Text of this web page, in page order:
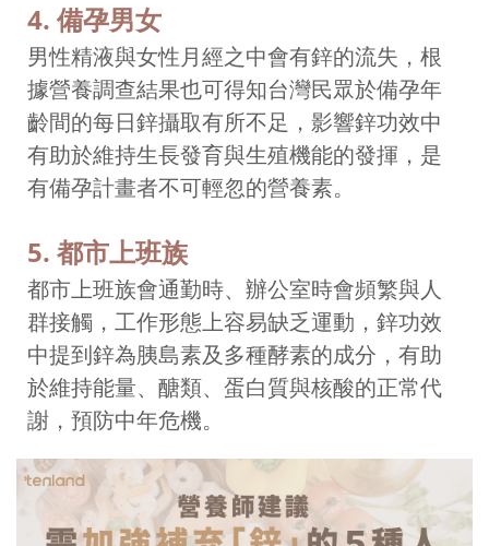
4. 備孕男女
男性精液與女性月經之中會有鋅的流失，根
據營養調查結果也可得知台灣民眾於備孕年
齡間的每日鋅攝取有所不足，影響鋅功效中
有助於維持生長發育與生殖機能的發揮，是
有備孕計畫者不可輕忽的營養素。
5. 都市上班族
都市上班族會通勤時、辦公室時會頻繁與人
群接觸，工作形態上容易缺乏運動，鋅功效
中提到鋅為胰島素及多種酵素的成分，有助
於維持能量、醣類、蛋白質與核酸的正常代
謝，預防中年危機。